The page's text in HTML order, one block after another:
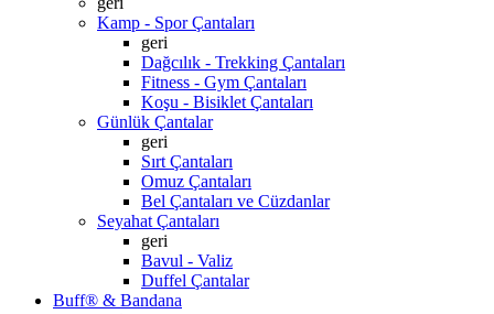
Kamp - Spor Çantaları
geri
Dağcılık - Trekking Çantaları
Fitness - Gym Çantaları
Koşu - Bisiklet Çantaları
Günlük Çantalar
geri
Sırt Çantaları
Omuz Çantaları
Bel Çantaları ve Cüzdanlar
Seyahat Çantaları
geri
Bavul - Valiz
Duffel Çantalar
Buff® & Bandana